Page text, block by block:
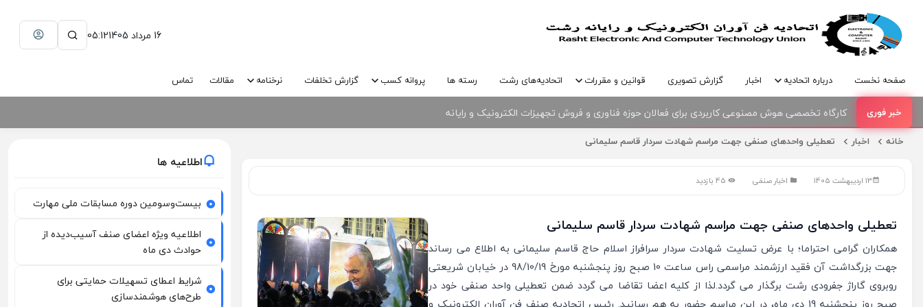
05:12 16 مرداد 1405
صفحه نخست درباره اتحادیه اخبار گزارش تصویری قوانین و مقررات اتحادیه‌های رشت رسته ها پروانه کسب گزارش تخلفات نرخنامه مقالات تماس
کارگاه تخصصی هوش مصنوعی کاربردی برای فعالان حوزه فناوری و فروش تجهیزات الکترونیک و رایانه
امضای تفاهمنامه همکاری بین اتحادیه صنف فناوران الکترونیک و رایانه شهرستان رشت و پارک علم و فناوری گیلان
خانه اخبار تعطیلی واحدهای صنفی جهت مراسم شهادت سردار قاسم سلیمانی
13 اردیبهشت 1405 اخبار صنفی
تعطیلی واحدهای صنفی جهت مراسم شهادت سردار قاسم سلیمانی
همکاران گرامی احتراما؛ با عرض تسلیت شهادت سردار سرافراز اسلام حاج قاسم سلیمانی به اطلاع می رساند
جهت بزرگداشت آن فقید ارزشمند مراسمی راس ساعت 10 صبح روز پنجشنبه مورخ 98/10/19 در خیابان شریعتی
روبروی گاراژ جفرودی رشت برگذار می گردد.لذا از کلیه اعضا تقاضا می گردد ضمن تعطیلی واحد صنفی خود در
اطلاعیه ها
بیست‌وسومین دوره مسابقات ملی مهارت
اطلاعیه ویژه اعضای صنف آسیب‌دیده از
حوادث دی ماه
شرایط اعطای تسهیلات حمایتی برای
طرح‌های هوشمندسازی